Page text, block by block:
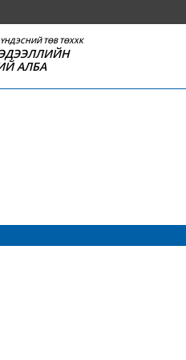
ТӨВ ТӨХХК
АЛБА